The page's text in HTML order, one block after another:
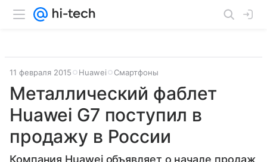
11 февраля 2015 Huawei Смартфоны
Металлический фаблет
Huawei G7 поступил в
продажу в России
Компания Huawei объявляет о начале продаж